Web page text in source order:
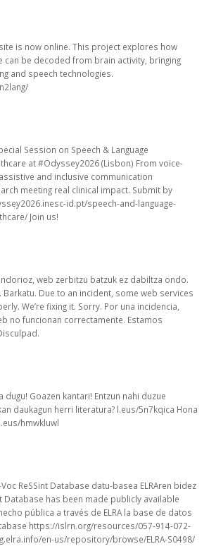
is now online. This project explores how
can be decoded from brain activity, bringing
and speech technologies.
Session on Speech & Language
at #Odyssey2026 (Lisbon) From voice-
and inclusive communication
meeting real clinical impact. Submit by
id.pt/speech-and-language-
Join us!
web zerbitzu batzuk ez dabiltza ondo.
Barkatu. Due to an incident, some web services
We’re fixing it. Sorry. Por una incidencia,
no funcionan correctamente. Estamos
dugu! Goazen kantari! Entzun nahi duzue
daukagun herri literatura? l.eus/5n7kqica Hona
hmwkluwl
ReSSint Database datu-basea ELRAren bidez
Database has been made publicly available
pública a través de ELRA la base de datos
https://islrn.org/resources/057-914-072-
en-us/repository/browse/ELRA-S0498/